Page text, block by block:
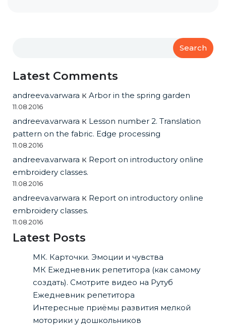
Search
Latest Comments
andreeva.varwara к Arbor in the spring garden
11.08.2016
andreeva.varwara к Lesson number 2. Translation
pattern on the fabric. Edge processing
11.08.2016
andreeva.varwara к Report on introductory online
embroidery classes.
11.08.2016
andreeva.varwara к Report on introductory online
embroidery classes.
11.08.2016
Latest Posts
МК. Карточки. Эмоции и чувства
МК Ежедневник репетитора (как самому
создать). Смотрите видео на Рутуб
Ежедневник репетитора
Интересные приёмы развития мелкой
моторики у дошкольников